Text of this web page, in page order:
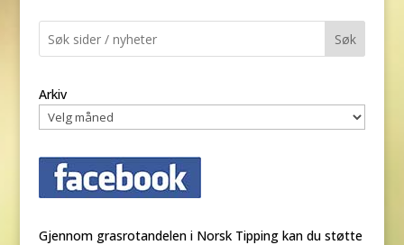
Søk
Arkiv
Gjennom grasrotandelen i Norsk Tipping kan du støtte